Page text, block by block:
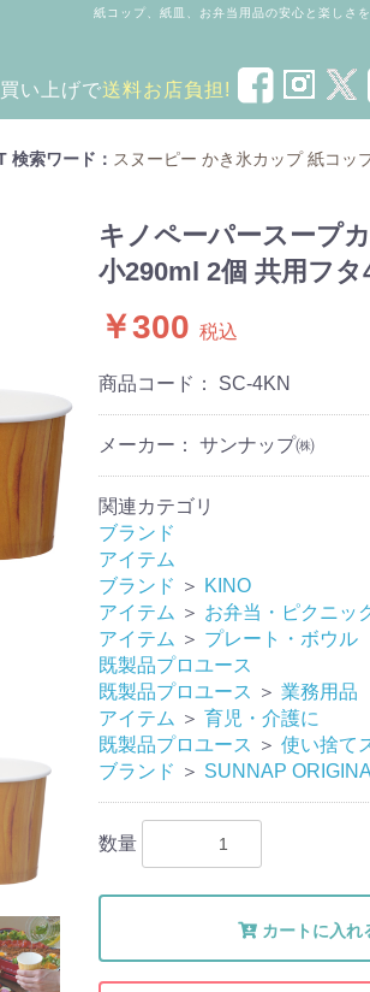
紙コップ、紙皿、お弁当用品の安心と楽しさ
い上げで送料お店負担!
検索ワード： スヌーピー かき氷カップ 紙コッ
キノペーパースープ
小290ml 2個 共用フタ
￥300 税込
商品コード： SC-4KN
メーカー： サンナップ㈱
関連カテゴリ
ブランド
アイテム
ブランド ＞ KINO
アイテム ＞ お弁当・ピクニッ
アイテム ＞ プレート・ボウル
既製品プロユース
既製品プロユース ＞ 業務用品
アイテム ＞ 育児・介護に
既製品プロユース ＞ 使い捨て
ブランド ＞ SUNNAP
数量
カートに入れ